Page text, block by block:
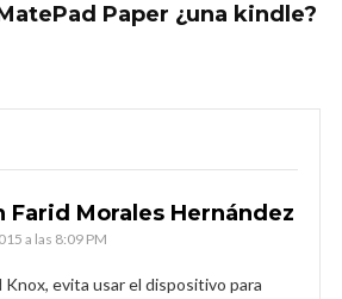
Paper ¿una kindle?
Farid Morales Hernández
a las 8:09 PM
Knox, evita usar el dispositivo para